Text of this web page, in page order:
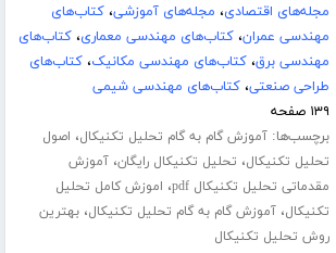
مجله‌های اقتصادی، مجله‌های آموزشی،کتاب‌های
مهندسی عمران،کتاب‌های مهندسی معماری،کتاب‌های
مهندسی برق،کتاب‌های مهندسی مکانیک،کتاب‌های
طراحی صنعتی،کتاب‌های مهندسی شیمی
۱۳۹ صفحه
برچسب‌ها:آموزش گام به گام تحلیل تکنیکال، اصول
تحلیل تکنیکال، تحلیل تکنیکال رایگان،آموزش
مقدماتی تحلیل تکنیکال pdf
، اموزش کامل تحلیل
تکنیکال،آموزش گام به گام تحلیل تکنیکال،بهترین
روش تحلیل تکنیکال